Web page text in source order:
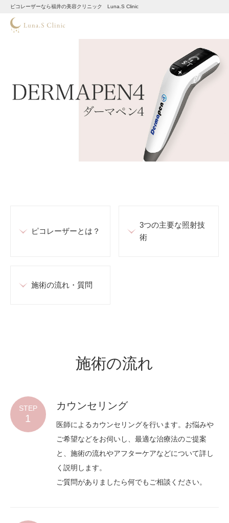
ピコレーザーなら福井の美容クリニック Luna.S Clinic
ピコレーザーとは？
3つの主要な照射技
術
施術の流れ・質問
施術の流れ
STEP
1
カウンセリング
医師によるカウンセリングを行います。お悩みや
ご希望などをお伺いし、最適な治療法のご提案
と、施術の流れやアフターケアなどについて詳し
く説明します。
ご質問がありましたら何でもご相談ください。